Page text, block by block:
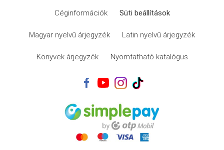
Céginformációk Süti beállítások
Magyar nyelvű árjegyzék Latin nyelvű árjegyzék
Könyvek árjegyzék Nyomtatható katalógus